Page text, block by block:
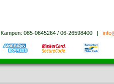
Kampen: 085-0645264 / 06-26598400|